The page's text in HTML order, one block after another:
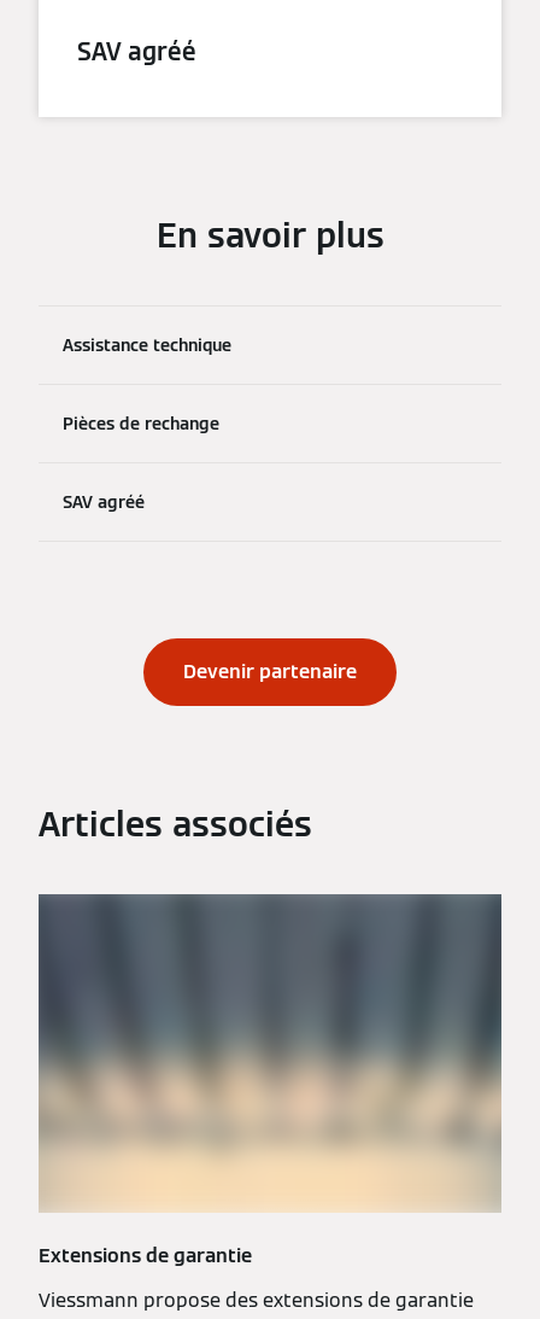
SAV agréé
En savoir plus
Assistance technique
Pièces de rechange
SAV agréé
Devenir partenaire
Articles associés
Extensions de garantie
Viessmann propose des extensions de garantie